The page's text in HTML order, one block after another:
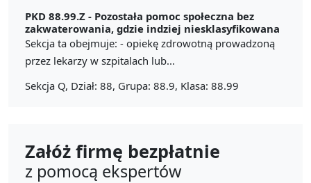
PKD 88.99.Z - Pozostała pomoc społeczna bez
zakwaterowania, gdzie indziej niesklasyfikowana
Sekcja ta obejmuje: - opiekę zdrowotną prowadzoną
przez lekarzy w szpitalach lub...
Sekcja Q, Dział: 88, Grupa: 88.9, Klasa: 88.99
Załóż firmę bezpłatnie
z pomocą ekspertów